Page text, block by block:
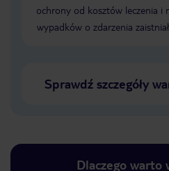
ochrony od kosztów leczenia i
wypadków o zdarzenia
Sprawdź szczegóły
Dlaczego warto